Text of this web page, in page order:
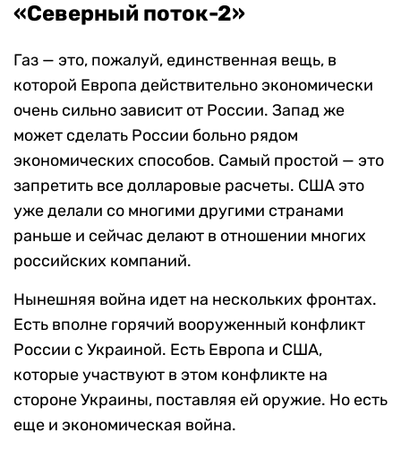
«Северный поток-2»
Газ — это, пожалуй, единственная вещь, в
которой Европа действительно экономически
очень сильно зависит от России. Запад же
может сделать России больно рядом
экономических способов. Самый простой — это
запретить все долларовые расчеты. США это
уже делали со многими другими странами
раньше и сейчас делают в отношении многих
российских компаний.
Нынешняя война идет на нескольких фронтах.
Есть вполне горячий вооруженный конфликт
России с Украиной. Есть Европа и США,
которые участвуют в этом конфликте на
стороне Украины, поставляя ей оружие. Но есть
еще и экономическая война.